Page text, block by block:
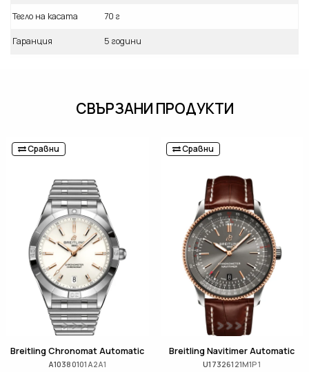
Тегло на касата 70 г
Гаранция 5 години
СВЪРЗАНИ ПРОДУКТИ
Сравни
Breitling Chronomat Automatic
A10380101A2A1
Сравни
Breitling Navitimer Automatic
U17326121M1P1